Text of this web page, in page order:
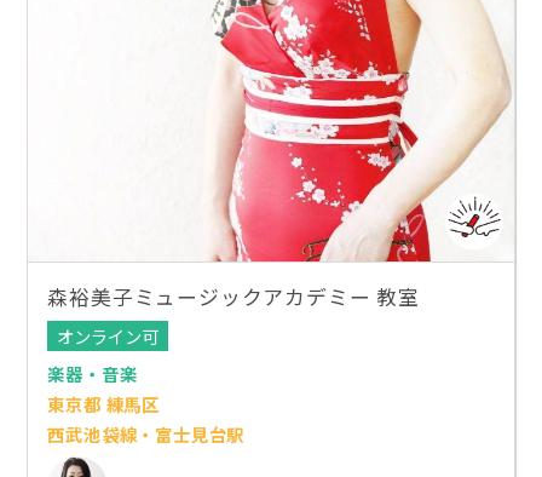
森裕美子ミュージックアカデミー 教室
オンライン可
楽器・音楽
東京都 練馬区
西武池袋線・富士見台駅